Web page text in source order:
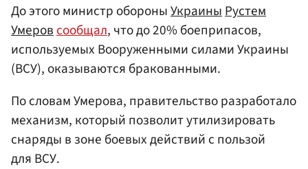
До этого министр обороныУкраины Рустем
Умеров сообщал, что до 20% боеприпасов,
используемых Вооруженными силами Украины
(ВСУ), оказываются бракованными.
По словам Умерова, правительство разработало
механизм, который позволит утилизировать
снаряды в зоне боевых действий с пользой
для ВСУ.